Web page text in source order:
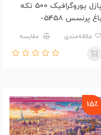
پازل یوروگرافیک 500 تکه
باغ پرنسس 5458-
Princess' Garden 6500
مقایسه
15٪